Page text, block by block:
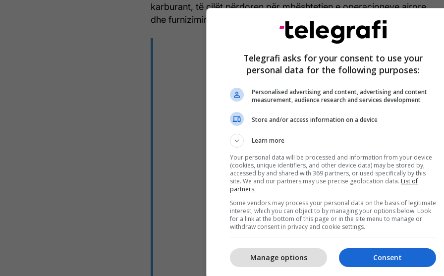
karburant, të cilët përdoren për mbështetjen e operacioneve ajrore
dhe furnizimin në ajër të avionëve ushtarakë, raportojnëmediat
Telegrafi asks for your consent to use your
personal data for the following purposes:
Personalised advertising and content, advertising and content
measurement, audience research and services development
Store and/or access information on a device
Learn more
Your personal data will be processed and information from your device
(cookies, unique identifiers, and other device data) may be stored by,
accessed by and shared with 369 partners, or used specifically by this
site. We and our partners may use precise geolocation data. List of
partners.
Some vendors may process your personal data on the basis of legitimate
interest, which you can object to by managing your options below. Look
for a link at the bottom of this page or in the site menu to manage or
withdraw consent in privacy and cookie settings.
Consent
Manage options